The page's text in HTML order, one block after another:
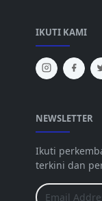
IKUTI KAMI
NEWSLETTER
Ikuti
terkini dan